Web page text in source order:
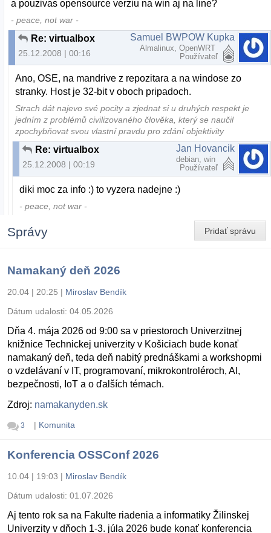
a pouzivas opensource verziu na win aj na line?
- peace, not war -
Re: virtualbox
25.12.2008 | 00:16
Samuel BWPOW Kupka
Almalinux, OpenWRT
Používateľ
Ano, OSE, na mandrive z repozitara a na windose zo
stranky. Host je 32-bit v oboch pripadoch.
Strach dát najevo své pocity a zjednat si u druhých respekt je
jedním z problémů civilizovaného člověka, který se naučil
zpochybňovat svou vlastní pravdu pro zdání objektivity
Re: virtualbox
25.12.2008 | 00:19
Jan Hovancik
debian, win
Používateľ
diki moc za info :) to vyzera nadejne :)
- peace, not war -
Pridať správu
Správy
Namakaný deň 2026
20.04 | 20:25 | Miroslav Bendík
Dátum udalosti: 04.05.2026
Dňa 4. mája 2026 od 9:00 sa v priestoroch Univerzitnej
knižnice Technickej univerzity v Košiciach bude konať
namakaný deň, teda deň nabitý prednáškami a workshopmi
o vzdelávaní v IT, programovaní, mikrokontroléroch, AI,
bezpečnosti, IoT a o ďalších témach.
Zdroj: namakanyden.sk
3 | Komunita
Konferencia OSSConf 2026
10.04 | 19:03 | Miroslav Bendík
Dátum udalosti: 01.07.2026
Aj tento rok sa na Fakulte riadenia a informatiky Žilinskej
Univerzity v dňoch 1-3. júla 2026 bude konať konferencia